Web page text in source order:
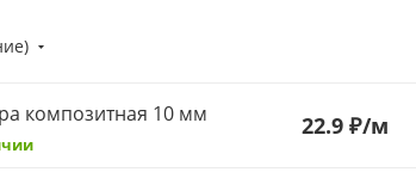
композитная 10 мм 22.9 ₽/м